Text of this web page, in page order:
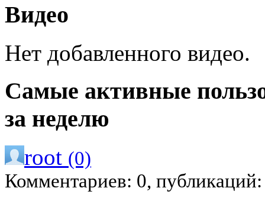
Видео
Нет добавленного видео.
Самые активные
за неделю
root (0)
Комментариев: 0,